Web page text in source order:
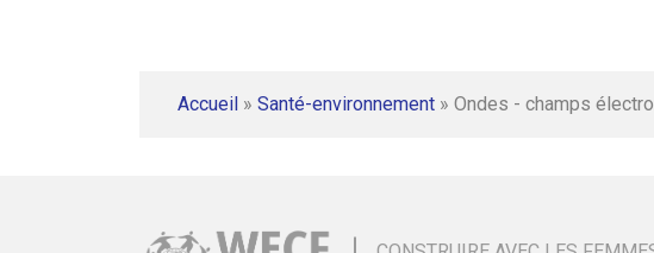
Accueil » Santé-environnement » Ondes - champs